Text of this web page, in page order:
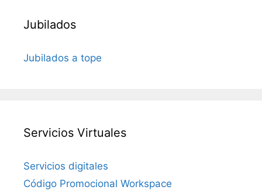
Jubilados
Jubilados a tope
Servicios Virtuales
Servicios digitales
Código Promocional Workspace